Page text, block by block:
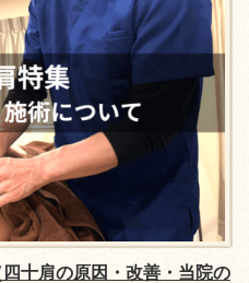
十肩の原因・改善・当院の